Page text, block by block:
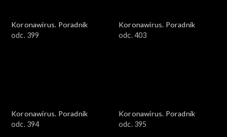
Koronawirus. Poradnik
odc. 399
Koronawirus. Poradnik
odc. 403
Koronawirus. Poradnik
odc. 394
Koronawirus. Poradnik
odc. 395